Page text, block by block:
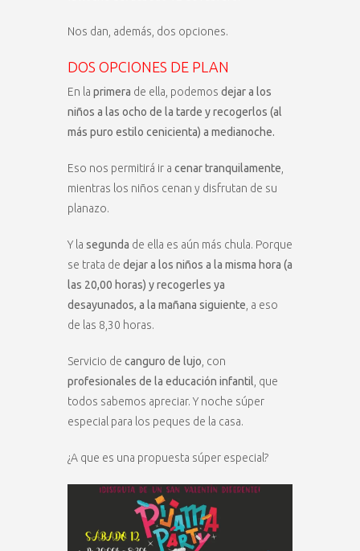
Nos dan, además, dos opciones.
DOS OPCIONES DE PLAN
En la primera de ella, podemos dejar a los
niños a las ocho de la tarde y recogerlos (al
más puro estilo cenicienta) a medianoche.
Eso nos permitirá ir a cenar tranquilamente
mientras los niños cenan y disfrutan de su
planazo.
Y la segunda de ella es aún más chula. Porque
se trata de dejar a los niños a la misma hora (a
las 20,00 horas) y recogerles ya
desayunados, a la mañana siguiente , a eso
de las 8,30 horas.
Servicio de canguro de lujo , con
profesionales de la educación infantil , que
todos sabemos apreciar. Y noche súper
especial para los peques de la casa.
¿A que es una propuesta súper especial?